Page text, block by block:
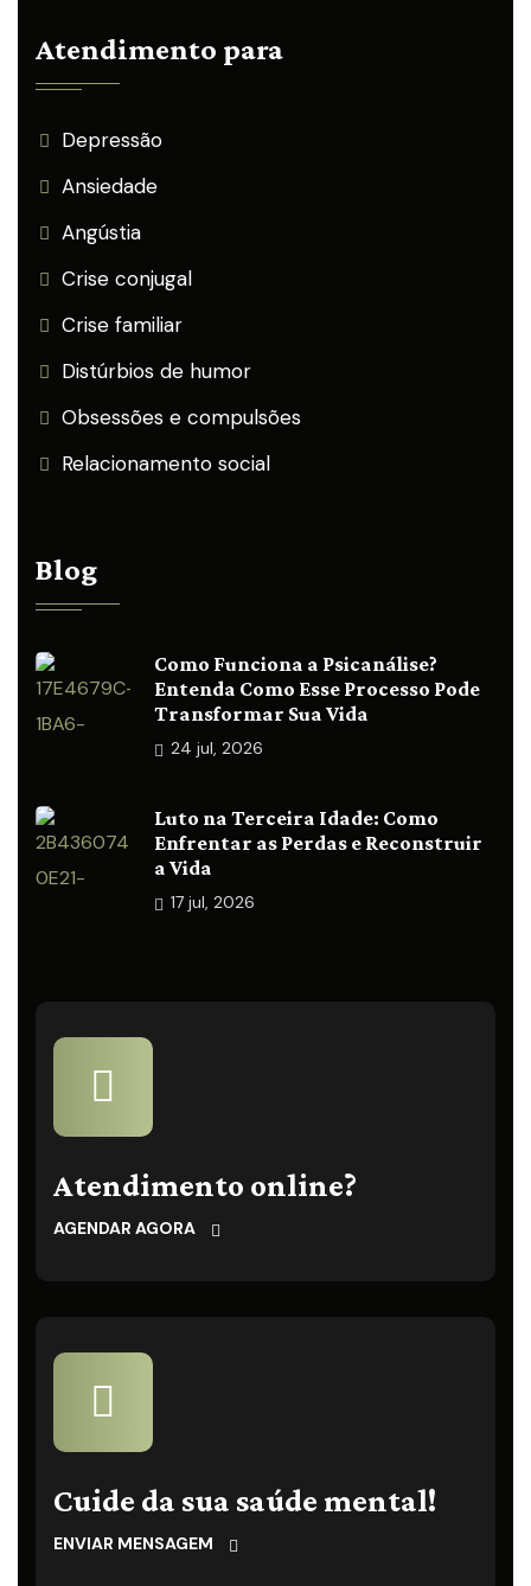
Atendimento para
Depressão
Ansiedade
Angústia
Crise conjugal
Crise familiar
Distúrbios de humor
Obsessões e compulsões
Relacionamento social
Blog
Como Funciona a Psicanálise?
Entenda Como Esse Processo Pode
Transformar Sua Vida
24 jul, 2026
Luto na Terceira Idade: Como
Enfrentar as Perdas e Reconstruir
a Vida
17 jul, 2026
Atendimento online?
AGENDAR AGORA
Cuide da sua saúde mental!
ENVIAR MENSAGEM